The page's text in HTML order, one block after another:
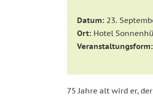
Datum: 23.
Ort: Hotel
Veranstaltungsform:
75 Jahre alt wird er,